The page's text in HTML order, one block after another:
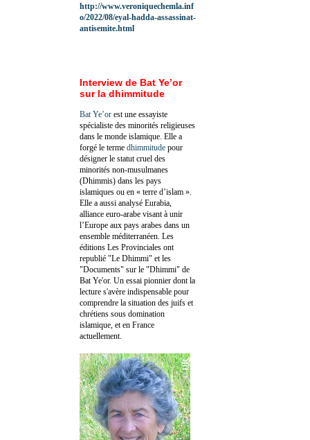
http://www.veroniquechemla.inf
o/2022/08/eyal-hadda-assassinat-
antisemite.html
Interview de Bat Ye’or
sur la dhimmitude
Bat Ye’or est une essayiste
spécialiste des minorités religieuses
dans le monde islamique. Elle a
forgé le terme dhimmitude pour
désigner le statut cruel des
minorités non-musulmanes
(Dhimmis) dans les pays
islamiques ou en « terre d’islam ».
Elle a aussi analysé Eurabia,
alliance euro-arabe visant à unir
l’Europe aux pays arabes dans un
ensemble méditerranéen. Les
éditions Les Provinciales ont
republié "Le Dhimmi" et les
"Documents" sur le "Dhimmi" de
Bat Ye'or. Un essai pionnier dont la
lecture s'avère indispensable pour
comprendre la situation des juifs et
chrétiens sous domination
islamique, et en France
actuellement.